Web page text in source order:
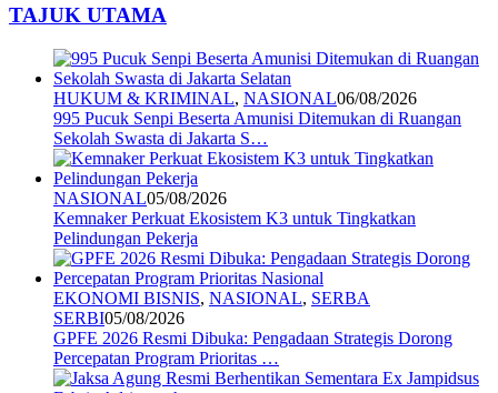
TAJUK UTAMA
HUKUM & KRIMINAL, NASIONAL06/08/2026
995 Pucuk Senpi Beserta Amunisi Ditemukan di Ruangan
Sekolah Swasta di Jakarta S…
NASIONAL05/08/2026
Kemnaker Perkuat Ekosistem K3 untuk Tingkatkan
Pelindungan Pekerja
EKONOMI BISNIS, NASIONAL, SERBA
SERBI05/08/2026
GPFE 2026 Resmi Dibuka: Pengadaan Strategis Dorong
Percepatan Program Prioritas …